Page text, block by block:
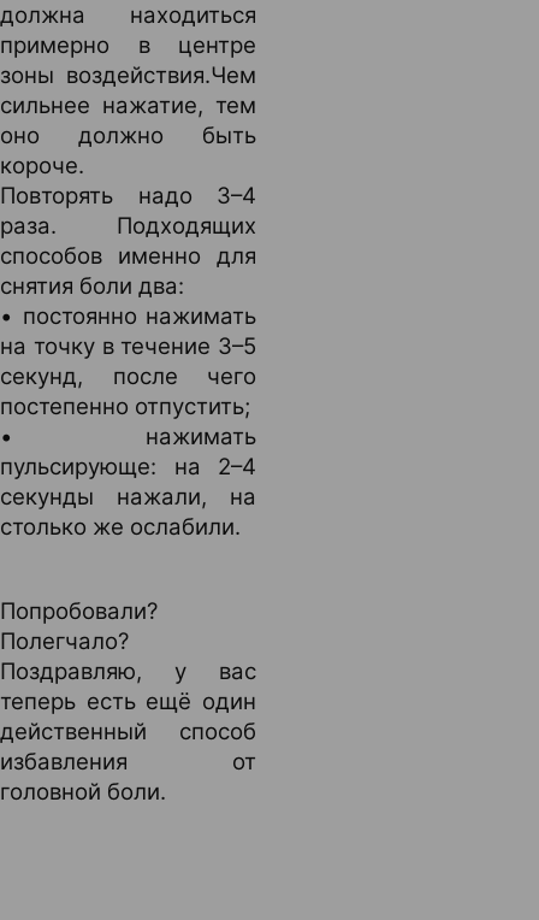
должна находиться
примерно в центре
зоны воздействия.Чем
сильнее нажатие, тем
оно должно быть
короче.
Повторять надо 3–4
раза. Подходящих
способов именно для
снятия боли два:
• постоянно нажимать
на точку в течение 3–5
секунд, после чего
постепенно отпустить;
• нажимать
пульсирующе: на 2–4
секунды нажали, на
столько же ослабили.
Попробовали?
Полегчало?
Поздравляю, у вас
теперь есть ещё один
действенный способ
избавления от
головной боли.